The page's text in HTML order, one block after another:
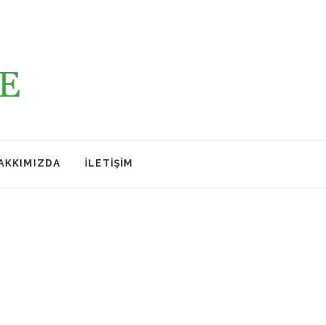
İLETIŞIM